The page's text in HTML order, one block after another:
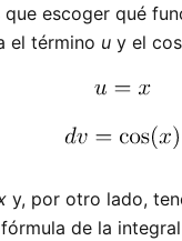
escoger qué
el término u y el
y, por otro lado,
de la